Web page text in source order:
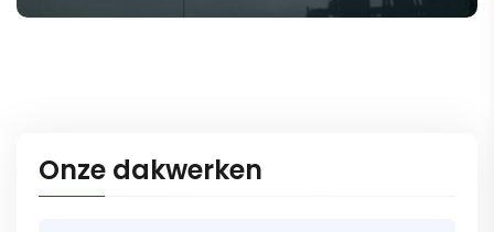
Onze dakwerken